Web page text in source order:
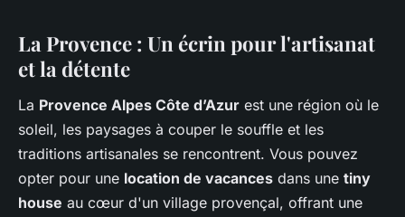
La Provence : Un écrin pour l'artisanat
et la détente
La Provence Alpes Côte d’Azur est une région où le
soleil, les paysages à couper le souffle et les
traditions artisanales se rencontrent. Vous pouvez
opter pour une location de vacances dans une tiny
house au cœur d'un village provençal, offrant une